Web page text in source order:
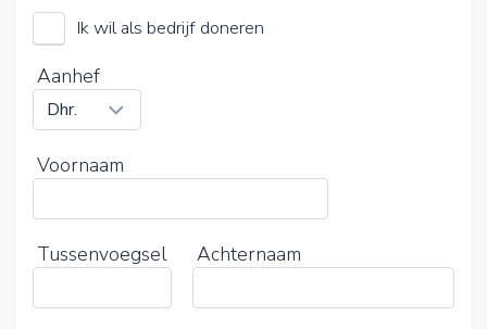
Ik wil als bedrijf doneren
Aanhef
Voornaam
Tussenvoegsel Achternaam